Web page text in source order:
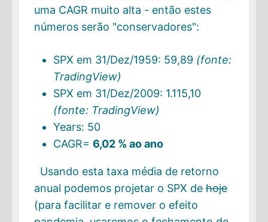
uma CAGR muito alta - então estes
números serão "conservadores":
SPX em 31/Dez/1959: 59,89 (fonte:
TradingView)
SPX em 31/Dez/2009: 1.115,10
(fonte: TradingView)
Years: 50
CAGR= 6,02 % ao ano
Usando esta taxa média de retorno
anual podemos projetar o SPX dehoje
(para facilitar e remover o efeito